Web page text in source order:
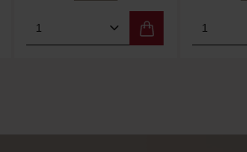
den gewünschten Wert
Produkt Anzahl: Gib